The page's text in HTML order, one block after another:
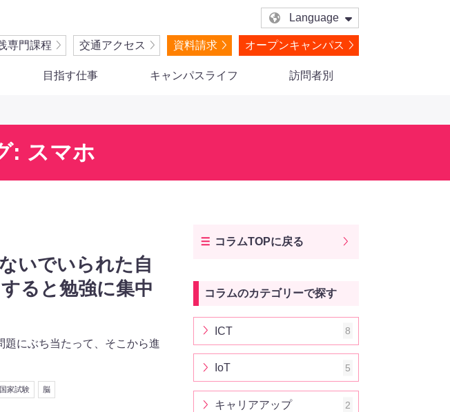
Language
専門課程 交通アクセス 資料請求 オープンキャンパス
目指す仕事 キャンパスライフ 訪問者別
: スマホ
いでいられた自
ると勉強に集中
題にぶち当たって、そこから進
国家試験 脳
コラムTOPに戻る
コラムのカテゴリーで探す
ICT 8
IoT 5
キャリアアップ 2